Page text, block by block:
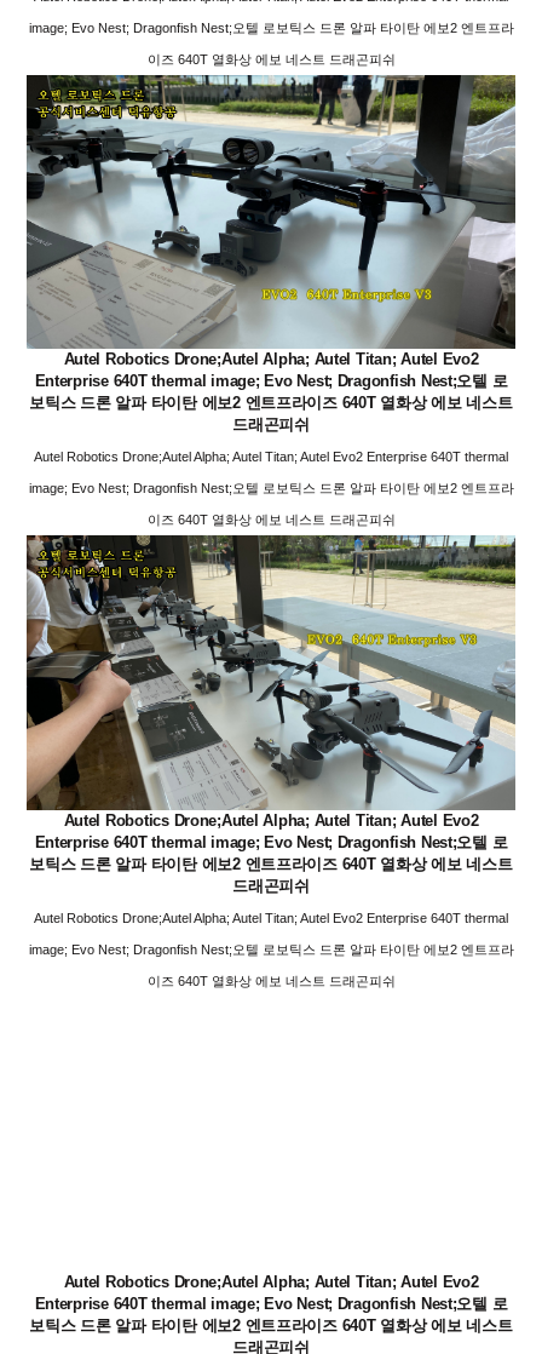
image; Evo Nest; Dragonfish Nest;오텔 로보틱스 드론 알파 타이탄 에보2 엔트프라
이즈 640T 열화상 에보 네스트 드래곤피쉬
Autel Robotics Drone;Autel Alpha; Autel Titan; Autel Evo2
Enterprise 640T thermal image; Evo Nest; Dragonfish Nest;오텔 로
보틱스 드론 알파 타이탄 에보2 엔트프라이즈 640T 열화상 에보 네스트
드래곤피쉬
Autel Robotics Drone;Autel Alpha; Autel Titan; Autel Evo2 Enterprise 640T thermal
image; Evo Nest; Dragonfish Nest;오텔 로보틱스 드론 알파 타이탄 에보2 엔트프라
이즈 640T 열화상 에보 네스트 드래곤피쉬
Autel Robotics Drone;Autel Alpha; Autel Titan; Autel Evo2
Enterprise 640T thermal image; Evo Nest; Dragonfish Nest;오텔 로
보틱스 드론 알파 타이탄 에보2 엔트프라이즈 640T 열화상 에보 네스트
드래곤피쉬
Autel Robotics Drone;Autel Alpha; Autel Titan; Autel Evo2 Enterprise 640T thermal
image; Evo Nest; Dragonfish Nest;오텔 로보틱스 드론 알파 타이탄 에보2 엔트프라
이즈 640T 열화상 에보 네스트 드래곤피쉬
Autel Robotics Drone;Autel Alpha; Autel Titan; Autel Evo2
Enterprise 640T thermal image; Evo Nest; Dragonfish Nest;오텔 로
보틱스 드론 알파 타이탄 에보2 엔트프라이즈 640T 열화상 에보 네스트
드래곤피쉬